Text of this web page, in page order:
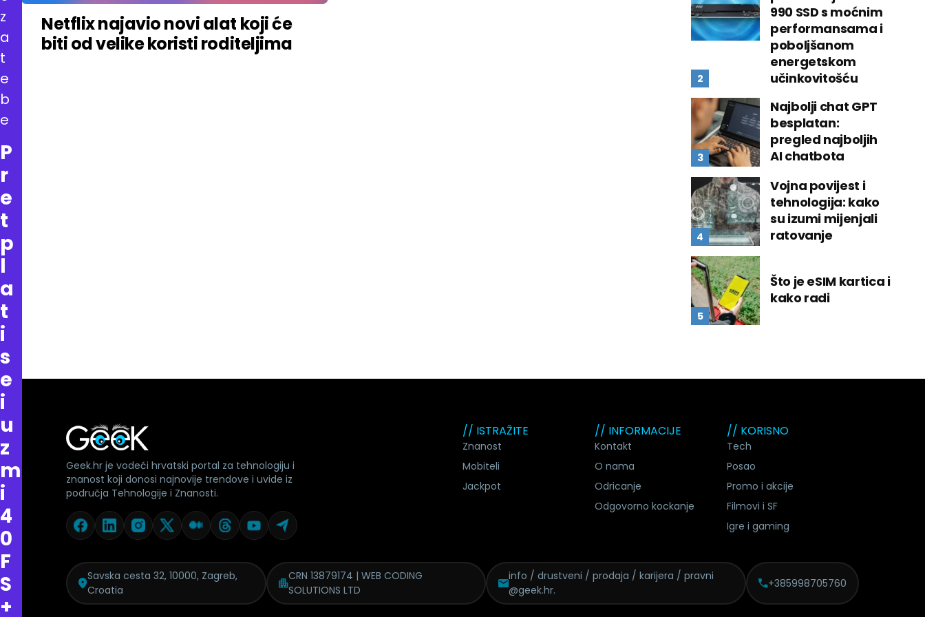
Netflix najavio novi alat koji će
biti od velike koristi roditeljima
990 SSD s moćnim
performansama i
poboljšanom
energetskom
učinkovitošću
Najbolji chat GPT
besplatan:
pregled najboljih
AI chatbota
Vojna povijest i
tehnologija: kako
su izumi mijenjali
ratovanje
Što je eSIM kartica i
kako radi
z
a
t
e
b
e
P
r
e
t
p
l
a
t
i
s
e
i
u
z
m
i
4
0
F
S
+
// ISTRAŽITE
Znanost
Mobiteli
Jackpot
// INFORMACIJE
Kontakt
O nama
Odricanje
Odgovorno kockanje
// KORISNO
Tech
Posao
Promo i akcije
Filmovi i SF
Igre i gaming
Geek.hr je vodeći hrvatski portal za tehnologiju i
znanost koji donosi najnovije trendove i uvide iz
područja Tehnologije i Znanosti.
Savska cesta 32, 10000, Zagreb,
Croatia
CRN 13879174 | WEB CODING
SOLUTIONS LTD
info / drustveni / prodaja / karijera / pravni
@geek.hr.
+385998705760